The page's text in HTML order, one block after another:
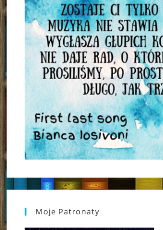
Moje Patronaty